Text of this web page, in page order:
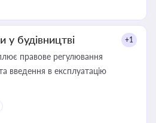
у будівництві +1
правове регулювання
введення в експлуатацію